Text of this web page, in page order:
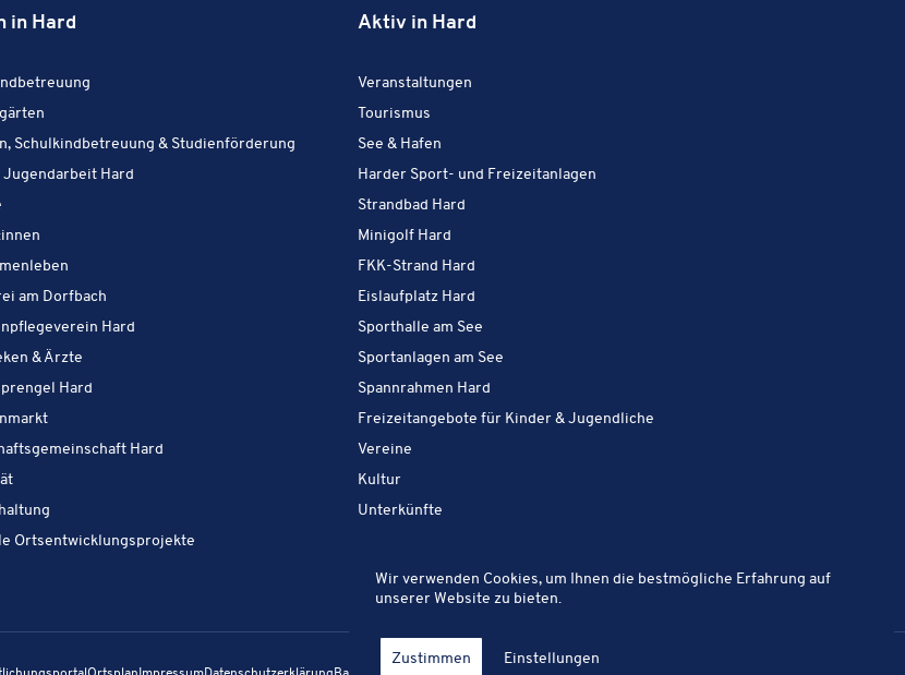
in Hard
Schulkindbetreuung & Studienförderung Leben in Hard:
Jugendarbeit Hard
am Dorfbach
Hard
& Ärzte
Hard
Leben in Hard:
Hard
Leben in Hard:
Ortsentwicklungsprojekte
Aktiv in Hard
Veran­stal­tun­gen
Touris­mus
See & Hafen
Harder Sport- und Freizeitanlagen
Strandbad Hard
Minigolf Hard
FKK-Strand Hard
Eislaufplatz Hard
Sporthalle am See
Sportanlagen am See
Spannrahmen Hard
Freizeitangebote für Kinder & Jugendliche
Vereine
Kultur
Unter­künfte
Wir verwenden Cookies, um Ihnen die bestmögliche Erfahrung auf
unserer Website zu bieten.
Zustimmen Einstellungen